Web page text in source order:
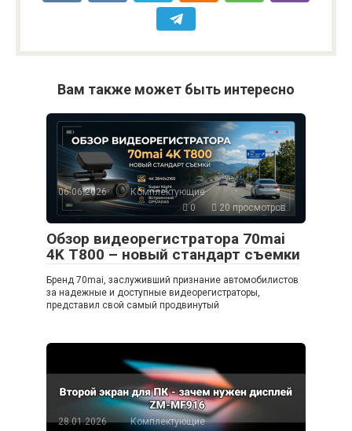
Вам также может быть интересно
06.06.2026
Комплектующие
0
20 просмотров
Обзор видеорегистратора 70mai
4K T800 – новый стандарт съемки
Бренд 70mai, заслуживший признание автомобилистов
за надежные и доступные видеорегистраторы,
представил свой самый продвинутый
28.01.2026
Комплектующие